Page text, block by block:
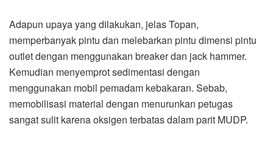
Adapun upaya yang dilakukan, jelas Topan,
memperbanyak pintu dan melebarkan pintu dimensi pintu
outlet dengan menggunakan breaker dan jack hammer.
Kemudian menyemprot sedimentasi dengan
menggunakan mobil pemadam kebakaran. Sebab,
memobilisasi material dengan menurunkan petugas
sangat sulit karena oksigen terbatas dalam parit MUDP.